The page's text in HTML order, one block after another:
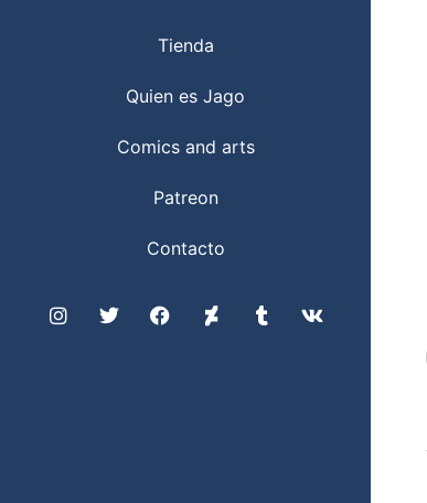
Tienda
Quien es Jago
Comics and arts
Patreon
Contacto